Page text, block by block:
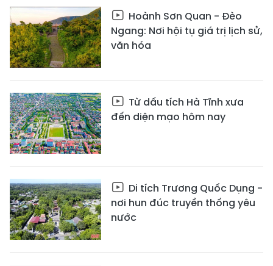
Hoành Sơn Quan - Đèo
Ngang: Nơi hội tụ giá trị lịch sử,
văn hóa
Từ dấu tích Hà Tĩnh xưa
đến diện mạo hôm nay
Di tích Trương Quốc Dụng -
nơi hun đúc truyền thống yêu
nước